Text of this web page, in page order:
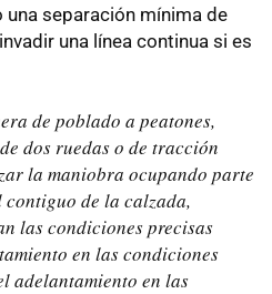
separación mínima de
una línea continua si es
de poblado a peatones,
dos ruedas o de tracción
la maniobra ocupando parte
de la calzada,
las condiciones precisas
en las condiciones
adelantamiento en las